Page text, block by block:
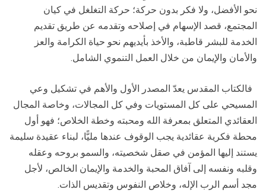
نحو الأفضل، ولا فكر بدون حركة؛ حركة التغلغل في كيان
المجتمع، قصد الإسهام في إصلاحه وتقدمه عن طريق تقديم
الخدمة للبشر قاطبة، والأخذ بأيديهم نحو حياة الكرامة والعز
والأمان والإيمان من خلال العمل التنموي الشامل.
فالكتاب المقدس يعدّ المصدر الأول والأهم في تشكيل وعي
المسيحي على كل المستويات وفي كل المجالات، وخاصة المجال
العقائدي المتعلق بمعرفة الله ومحبته وخطة الخلاص؛ فهو أول
محطة فكرية عقائدية يجب الوقوف عندها مليًّا، لبناء عقيدة سليمة
يستند إليها المؤمن في صقل شخصيته، والسمو بروحه وعقله
وقلبه ونفسه إلى آفاق المحبة والخدمة والإيمان الخالص، لأجل
مجد أسم الرب الإله، وخلاص النفوس وتقديس الذات.